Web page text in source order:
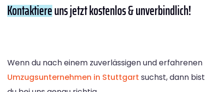
Kontaktiereuns jetzt kostenlos & unverbindlich!
Wenn du nach einem zuverlässigen und erfahrenen
Umzugsunternehmen in Stuttgart suchst, dann bist